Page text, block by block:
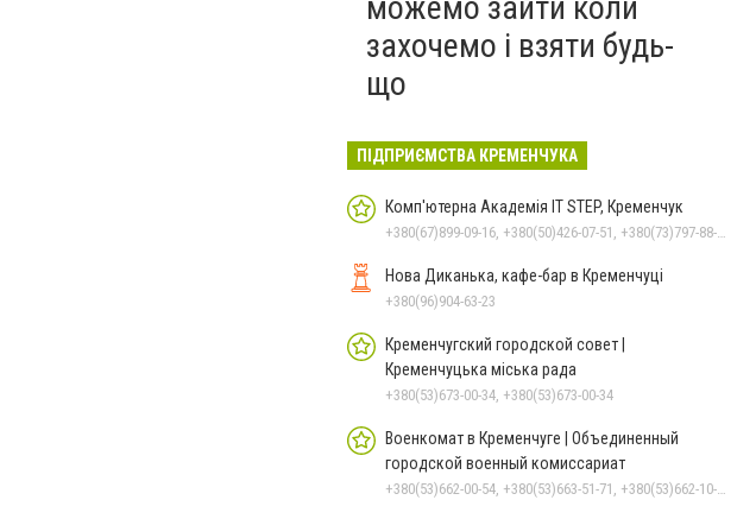
захочемо і взяти будь-
що
ПІДПРИЄМСТВА КРЕМЕНЧУКА
Комп'ютерна Академія IT STEP, Кременчук
+380(67)899-09-16, +380(50)426-07-51, +380(73)797-88-17
Нова Диканька, кафе-бар в Кременчуці
+380(96)904-63-23
Кременчугский городской совет |
Кременчуцька міська рада
+380(53)673-00-34, +380(53)673-00-34
Военкомат в Кременчуге | Объединенный
городской военный комиссариат
+380(53)662-00-54, +380(53)663-51-71, +380(53)662-10-35